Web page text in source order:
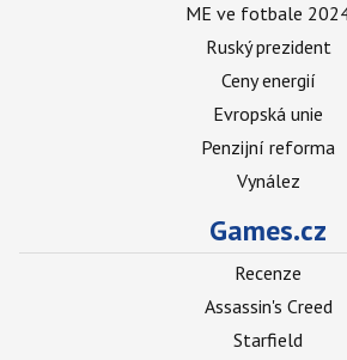
ME ve fotbale
Ruský prezident
Ceny energií
Evropská unie
Penzijní reforma
Vynález
Games.cz
Recenze
Assassin's Creed
Starfield